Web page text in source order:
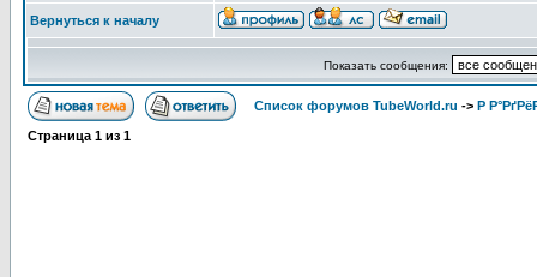
Вернуться к началу
Показать сообщения:
Список форумов TubeWorld.ru -> Р
Страница 1 из 1